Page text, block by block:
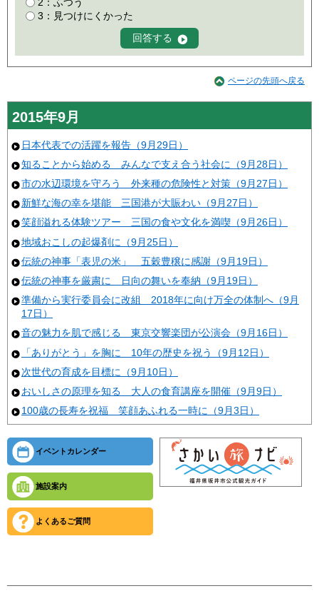
3：見つけにくかった
ページの先頭へ戻る
2015年9月
日本代表での活躍を報告（9月29日）
知ることから始める みんなで支え合う社会に（9月28日）
市の水辺環境を守ろう 外来種の危険性と対策（9月27日）
新鮮な海の幸を堪能 三国港が大賑わい（9月27日）
笑顔溢れる体験ツアー 三国の食や文化を満喫（9月26日）
地域おこしの起爆剤に（9月25日）
伝統の神事「表児の米」 五穀豊穣に感謝（9月19日）
伝統の神事を厳粛に 日向の舞いを奉納（9月19日）
準備から実行委員会に改組 2018年に向け万全の体制へ（9月
17日）
音の魅力を肌で感じる 東京交響楽団が公演会（9月16日）
「ありがとう」を胸に 10年の歴史を祝う（9月12日）
次世代の育成を目標に（9月10日）
おいしさの原理を知る 大人の食育講座を開催（9月9日）
100歳の長寿を祝福 笑顔あふれる一時に（9月3日）
イベントカレンダー
施設案内
よくあるご質問